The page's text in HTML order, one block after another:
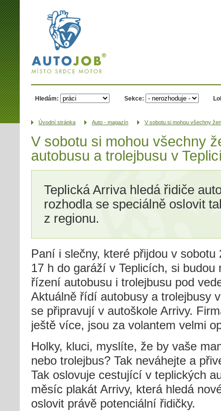
AUTOJOB.cz -
místo srdce
motor
Hledám: Sekce:
Úvodní­ stránka Auto - magazín V sobotu si mohou všechny
V sobotu si mohou všechny
autobusu a trolejbusu v
Teplická Arriva hledá řidiče
rozhodla se speciálně oslovit
z regionu.
Paní i slečny, které přijdou v
17 h do garáží v Teplicích, si
řízení autobusu i trolejbusu pod
Aktuálně řídí autobusy a trolejbusy
se připravují v autoškole Arrivy.
ještě více, jsou za volantem velmi
Holky, kluci, myslíte, že by vaše
nebo trolejbus? Tak neváhejte a
Tak oslovuje cestující v teplických
měsíc plakát Arrivy, která hledá
oslovit právě potenciální řidičky.